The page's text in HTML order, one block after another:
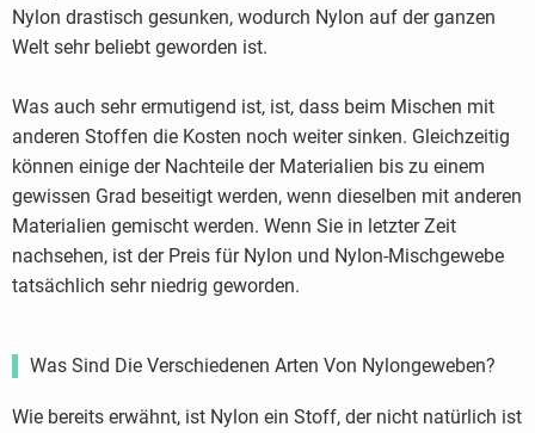
Nylon drastisch gesunken, wodurch Nylon auf der ganzen
Welt sehr beliebt geworden ist.
Was auch sehr ermutigend ist, ist, dass beim Mischen mit
anderen Stoffen die Kosten noch weiter sinken. Gleichzeitig
können einige der Nachteile der Materialien bis zu einem
gewissen Grad beseitigt werden, wenn dieselben mit anderen
Materialien gemischt werden. Wenn Sie in letzter Zeit
nachsehen, ist der Preis für Nylon und Nylon-Mischgewebe
tatsächlich sehr niedrig geworden.
Was Sind Die Verschiedenen Arten Von Nylongeweben?
Wie bereits erwähnt, ist Nylon ein Stoff, der nicht natürlich ist